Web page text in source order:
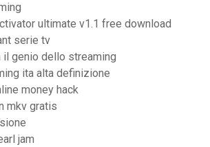
ultimate v1.1 free download
serie tv
genio dello streaming
ita alta definizione
money hack
mkv gratis
jam